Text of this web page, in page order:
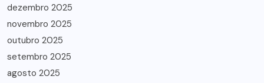
dezembro 2025
novembro 2025
outubro 2025
setembro 2025
agosto 2025